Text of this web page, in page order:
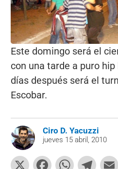
Este domingo será el
con una tarde a puro
días después será el
Escobar.
Ciro D. Yacuzzi
jueves 15 abril, 2010
X
F
W T